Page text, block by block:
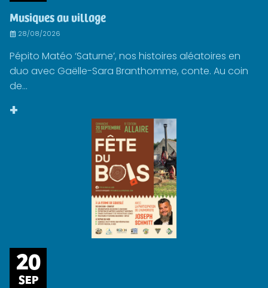
Musiques au village
28/08/2026
Pépito Matéo ‘Saturne’, nos histoires aléatoires en
duo avec Gaëlle-Sara Branthomme, conte. Au coin
de...
+
20
SEP